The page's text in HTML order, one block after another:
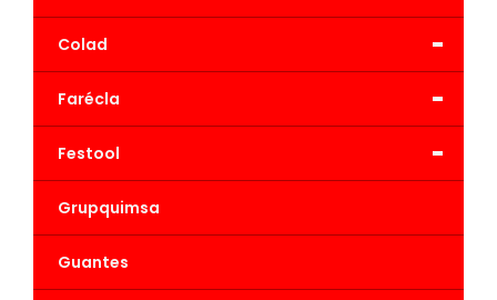
-
Colad
-
Farécla
-
Festool
Grupquimsa
Guantes